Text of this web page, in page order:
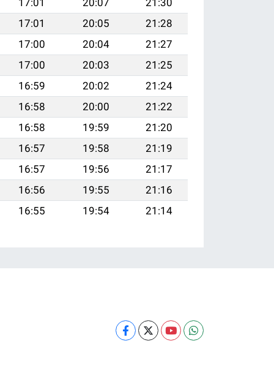
17:01
20:07
21:30
17:01
20:05
21:28
17:00
20:04
21:27
17:00
20:03
21:25
16:59
20:02
21:24
16:58
20:00
21:22
16:58
19:59
21:20
16:57
19:58
21:19
16:57
19:56
21:17
16:56
19:55
21:16
16:55
19:54 21:14